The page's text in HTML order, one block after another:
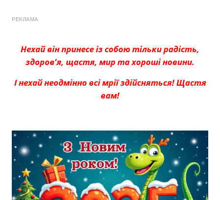
РЕКЛАМА
Нехай він принесе із собою тільки радість,
здоров’я, щастя, мир та хороші новини.
І нехай неодмінно всі мрії здійсняться! Щастя
вам!